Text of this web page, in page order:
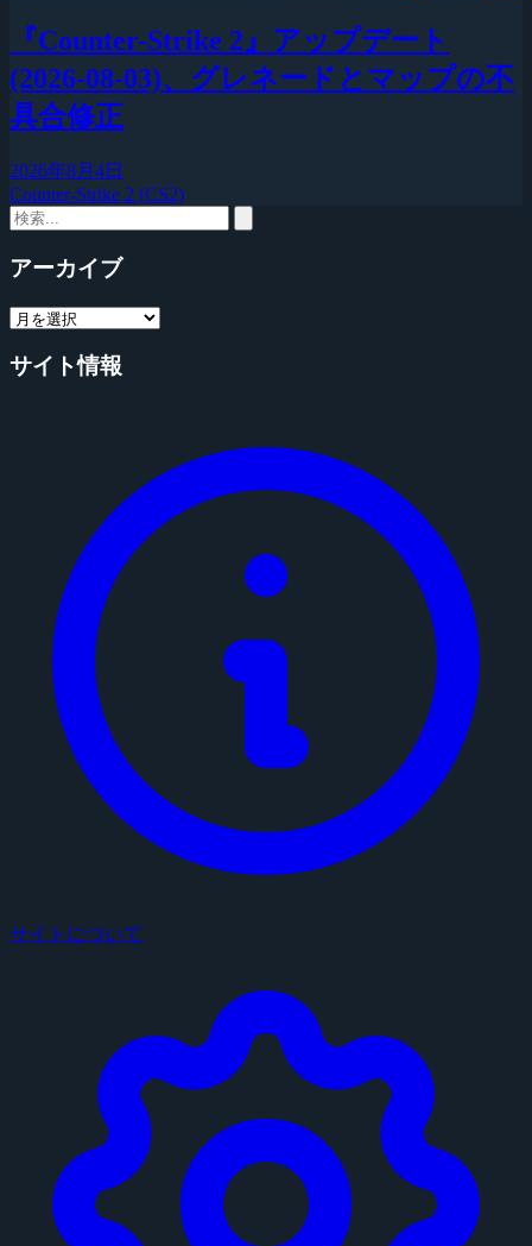
『Counter-Strike 2』アップデート
(2026-08-03)、グレネードとマップの不
具合修正
2026年8月4日
Counter-Strike 2 (CS2)
アーカイブ
サイト情報
サイトについて